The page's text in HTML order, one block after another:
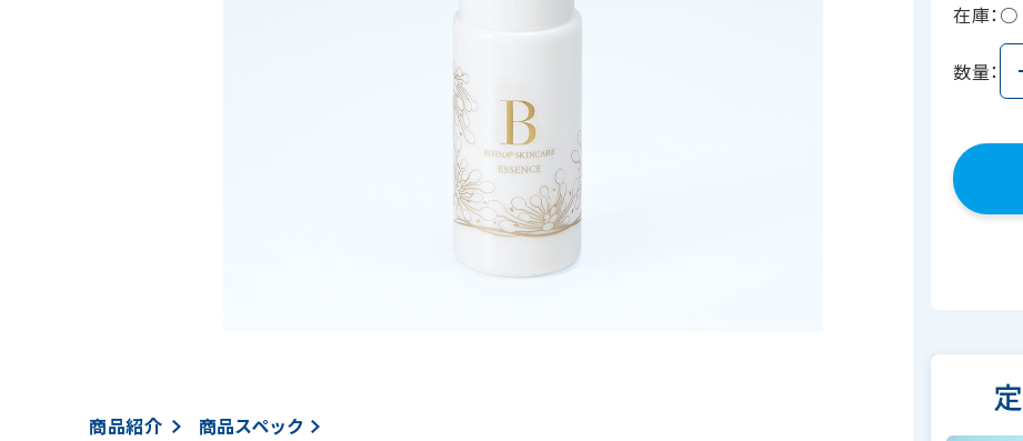
商品紹介 商品スペック
在庫：○
数量：